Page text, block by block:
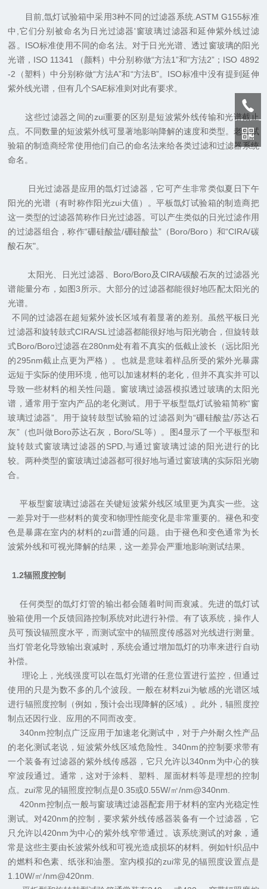
目前, 氙灯试验箱中采用3种不同的过滤器系统.ASTM G155标准
中 它们分别被命名为日光过滤器'窗玻璃过滤器和延伸紫外线过滤
器。 ISO标准使用不同的命名法。对于日光光谱、透过窗玻璃的阳光
光谱， ISO 11341 （颜料）中分别称做“方法1”和“方法2” ； ISO 4892
-2 （塑料）中分别称做“方法A”和“方法B”。 ISO标准中没有提到延伸
紫外线光谱，但有几个SAE标准则对此有要求。
这些过滤器之间的zui重要的区别是短波紫外线传输和光谱截止
点。不同数量的短波紫外线可显著地影响降解的速度和类型。老化试
验箱的制造商经常使用他们自己的命名法来给各类过滤和过滤器系统
命名。
日光过滤器是应用的氙灯过滤器，它可产生非常类似夏日下午
阳光的光谱（有时称作阳光zui大值）。平板氙灯试验箱的制造商把
这一类型的过滤器简称作日光过滤器。可以产生类似的日光过滤作用
的过滤器组合，称作“硼硅酸盐/硼硅酸盐”（Boro/Boro） 和“CIRA/碳
酸石灰"。
太阳光、日光过滤器、 Boro/Boro及CIRA/碳酸石灰的过滤器光
谱能量分布，如图3所示。大部分的过滤器都能很好地匹配太阳光的
光谱。
不同的过滤器在超短紫外波长区域有着显著的差别。虽然平板日光
过滤器和旋转鼓式CIRA/SL 过滤器都能很好地与阳光吻合，但旋转鼓
式Boro/Boro过滤器在280nm处有着不真实的低截止波长（远比阳光
的295nm截止点更为严格）。也就是意味着样品所受的紫外光暴露
远短于实际的使用环境，他可以加速材料的老化，但并不真实并可以
导致一些材料的相关性问题。窗玻璃过滤器模拟透过玻璃的太阳光
谱，通常用于室内产品的老化测试。用于平板型氙灯试验箱简称“窗
玻璃过滤器”。用于旋转鼓型试验箱的过滤器则为“硼硅酸盐/苏达石
灰”（也叫做Boro苏达石灰， Boro/SL 等）。图4显示了一个平板型和
旋转鼓式窗玻璃过滤器的SPD, 与通过窗玻璃过滤的阳光进行的比
较。两种类型的窗玻璃过滤器都可很好地与通过窗玻璃的实际阳光吻
合。
平板型窗玻璃过滤器在关键短波紫外线区域里更为真实一些。这
一差异对于一些材料的黄变和物理性能变化是非常重要的。褪色和变
色是暴露在室内的材料的zui普通的问题。由于褪色和变色通常为长
波紫外线和可视光降解的结果，这一差异会严重地影响测试结果。
1.2辐照度控制
任何类型的氙灯灯管的输出都会随着时间而衰减。先进的氙灯试
验箱使用一个反馈回路控制系统对此进行补偿。有了该系统，操作人
员可预设辐照度水平，而测试室中的辐照度传感器对光线进行测量。
当灯管老化导致输出衰减时，系统会通过增加氙灯的功率来进行自动
补偿。
理论上，光线强度可以在氙灯光谱的任意位置进行监控，但通过
使用的只是为数不多的几个波段。一般在材料zui为敏感的光谱区域
进行辐照度控制（例如，预计会出现降解的区域）。此外，辐照度控
制点还因行业、应用的不同而改变。
340nm控制点广泛应用于加速老化测试中，对于户外耐久性产品
的老化测试老说，短波紫外线区域危险性。340nm的控制要求带有
一个装备有过滤器的紫外线传感器，它只允许以340nm为中心的狭
窄波段通过。通常，这对于涂料、塑料、屋面材料等是理想的控制
点。zui常见的辐照度控制点是0.35或0.55W/㎡/nm@340nm.
420nm控制点一般与窗玻璃过滤器配套用于材料的室内光稳定性
测试。对420nm的控制，要求紫外线传感器装备有一个过滤器，它
只允许以420nm为中心的紫外线窄带通过。该系统测试的对象，通
常是这些主要由长波紫外线和可视光造成损坏的材料。例如针织品中
的燃料和色素、纸张和油墨。室内模拟的zui常见的辐照度设置点是
1.10W/㎡/nm@420nm.